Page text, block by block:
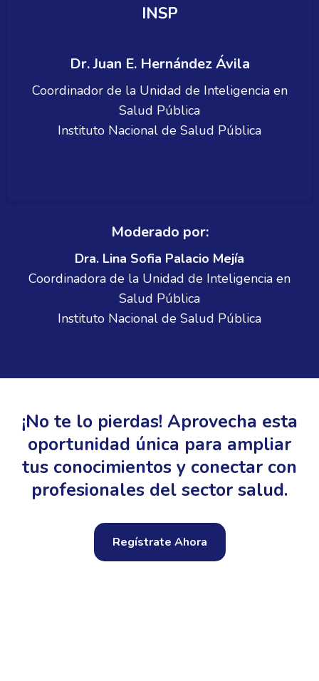
INSP
Dr. Juan E. Hernández Ávila
Coordinador de la Unidad de Inteligencia en
Salud Pública
Instituto Nacional de Salud Pública
Moderado por:
Dra. Lina Sofia Palacio Mejía
Coordinadora de la Unidad de Inteligencia en
Salud Pública
Instituto Nacional de Salud Pública
¡No te lo pierdas! Aprovecha esta
oportunidad única para ampliar
tus conocimientos y conectar con
profesionales del sector salud.
Regístrate Ahora